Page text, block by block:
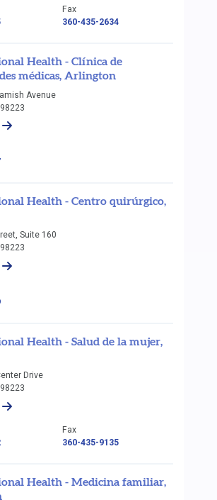
Fax
360-435-2634
Health - Clínica de
médicas, Arlington
Avenue
Health - Centro quirúrgico,
Suite 160
Health - Salud de la mujer,
Drive
Fax
360-435-9135
Health - Medicina familiar,